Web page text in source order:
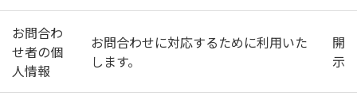
お問合わ
せ者の個
人情報
お問合わせに対応するために利用いた
します。
開
示